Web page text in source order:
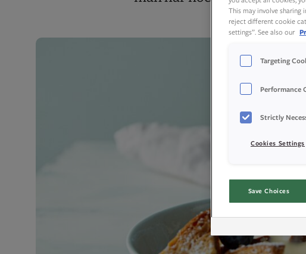
This may involve sharing
reject different cookie
settings”. See also our
Targeting
Performance
Strictly
Cookies Settings
Save Choices